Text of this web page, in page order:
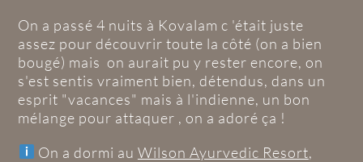
On a passé 4 nuits à Kovalam c 'était juste
assez pour découvrir toute la côté (on a bien
bougé) mais on aurait pu y rester encore, on
s'est sentis vraiment bien, détendus, dans un
esprit "vacances" mais à l'indienne, un bon
mélange pour attaquer , on a adoré ça !
On a dormi au Wilson Ayurvedic Resort,